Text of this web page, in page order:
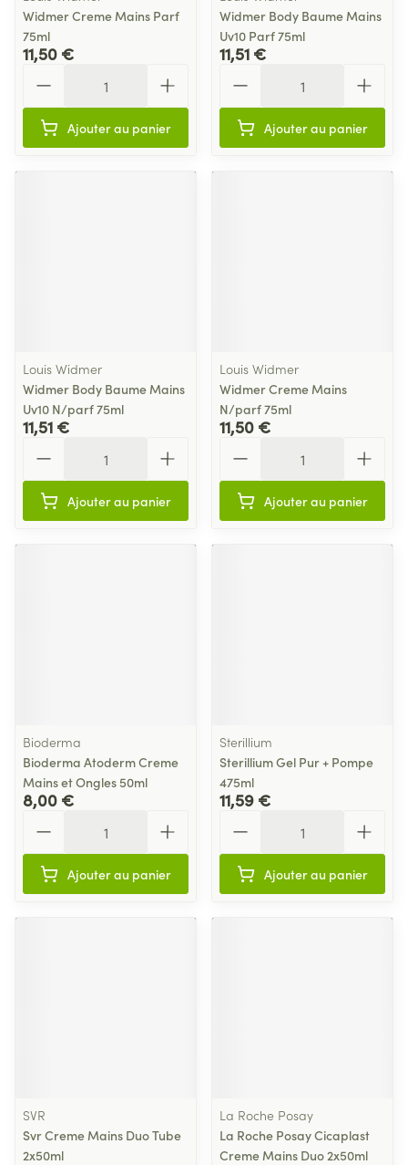
Widmer Creme Mains Parf
75ml
11,50 €
Ajouter au panier
Widmer Body Baume Mains
Uv10 Parf 75ml
11,51 €
Ajouter au panier
Louis Widmer
Widmer Body Baume Mains
Uv10 N/parf 75ml
11,51 €
Ajouter au panier
Louis Widmer
Widmer Creme Mains
N/parf 75ml
11,50 €
Ajouter au panier
Bioderma
Bioderma Atoderm Creme
Mains et Ongles 50ml
8,00 €
Ajouter au panier
Sterillium
Sterillium Gel Pur + Pompe
475ml
11,59 €
Ajouter au panier
SVR
Svr Creme Mains Duo Tube
2x50ml
La Roche Posay
La Roche Posay Cicaplast
Creme Mains Duo 2x50ml